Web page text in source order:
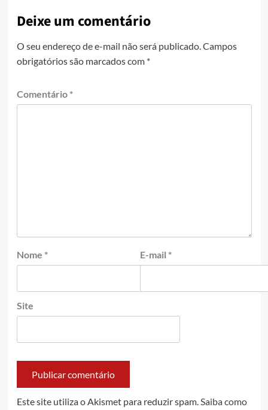
Deixe um comentário
O seu endereço de e-mail não será publicado.Campos
obrigatórios são marcados com *
Comentário *
Nome * E-mail *
Site
Este site utiliza o Akismet para reduzir spam.Saiba como